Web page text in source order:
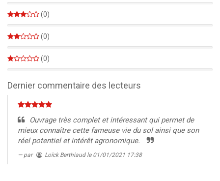
(0)
(0)
(0)
Dernier commentaire des lecteurs
Ouvrage très complet et intéressant qui permet de
mieux connaître cette fameuse vie du sol ainsi que son
réel potentiel et intérêt agronomique.
par Loïck Berthiaud le 01/01/2021 17:38